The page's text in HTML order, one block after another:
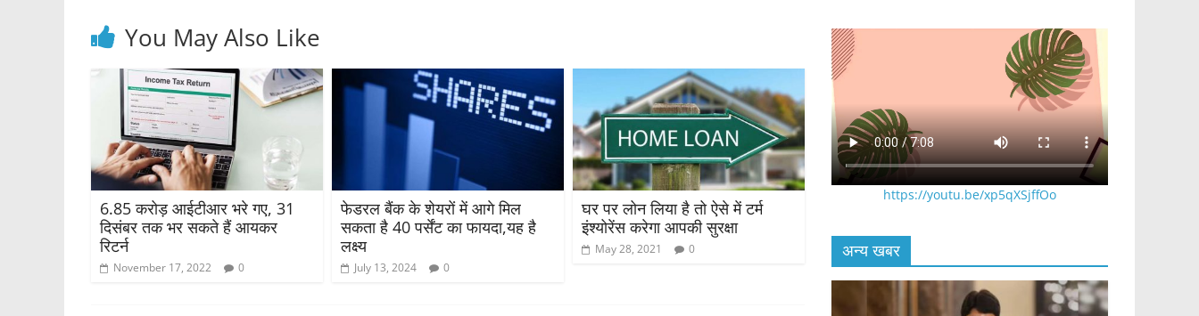
e
b
o
o
k
er
A
p
p
e
You May Also Like
6.85 करोड़ आईटीआर भरे गए, 31
दिसंबर तक भर सकते हैं आयकर
रिटर्न
November 17, 2022 0
फेडरल बैंक के शेयरों में आगे मिल
सकता है 40 पर्सेंट का फायदा,यह है
लक्ष्य
July 13, 2024 0
घर पर लोन लिया है तो ऐसे में टर्म
इंश्योरेंस करेगा आपकी सुरक्षा
May 28, 2021 0
https://youtu.be/xp5qXSjffOo
अन्य खबर